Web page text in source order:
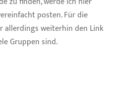
posten. Für die
allerdings weiterhin den Link
Gruppen sind.